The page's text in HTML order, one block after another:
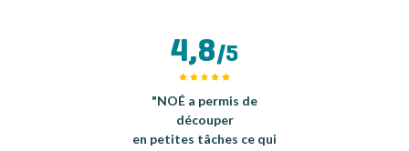
4,8/5
"NOÉ a permis de
découper
en petites tâches ce qui